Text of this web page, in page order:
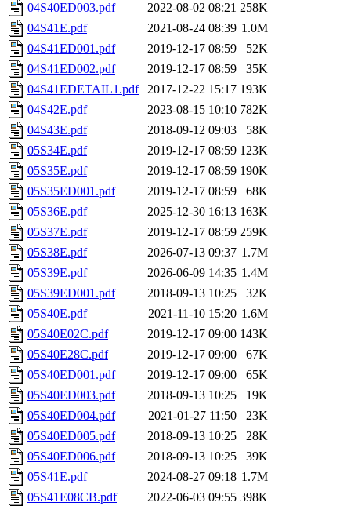
04S40ED003.pdf
2022-08-02 08:21 258K
04S41E.pdf
2021-08-24 08:39 1.0M
04S41ED001.pdf
2019-12-17 08:59
52K
04S41ED002.pdf
2019-12-17 08:59
35K
04S41EDETAIL1.pdf
2017-12-22 15:17 193K
04S42E.pdf
2023-08-15 10:10 782K
04S43E.pdf
2018-09-12 09:03
58K
05S34E.pdf
2019-12-17 08:59 123K
05S35E.pdf
2019-12-17 08:59 190K
05S35ED001.pdf
2019-12-17 08:59
68K
05S36E.pdf
2025-12-30 16:13 163K
05S37E.pdf
2019-12-17 08:59 259K
05S38E.pdf
2026-07-13 09:37 1.7M
05S39E.pdf
2026-06-09 14:35 1.4M
05S39ED001.pdf
2018-09-13 10:25
32K
05S40E.pdf
2021-11-10 15:20 1.6M
05S40E02C.pdf
2019-12-17 09:00 143K
05S40E28C.pdf
2019-12-17 09:00
67K
05S40ED001.pdf
2019-12-17 09:00
65K
05S40ED003.pdf
2018-09-13 10:25
19K
05S40ED004.pdf
2021-01-27 11:50
23K
05S40ED005.pdf
2018-09-13 10:25
28K
05S40ED006.pdf
2018-09-13 10:25
39K
05S41E.pdf
2024-08-27 09:18 1.7M
05S41E08CB.pdf
2022-06-03 09:55 398K